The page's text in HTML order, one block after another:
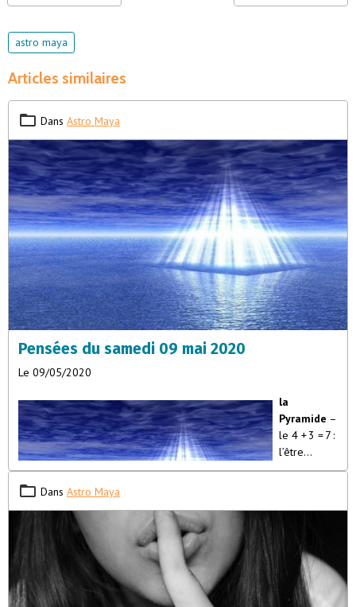
astro maya
Articles similaires
Dans Astro Maya
Pensées du samedi 09 mai 2020
Le 09/05/2020
la
Pyramide –
le 4 + 3 = 7 :
l’être
vivant”La
de quatre
faces
triangulaires.
Symboliquement le cube est identique au carré, c’est le quatre, le
Dans Astro Maya